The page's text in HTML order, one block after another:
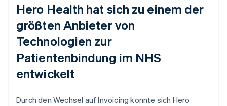
Hero Health hat sich zu einem der
größten Anbieter von
Technologien zur
Patientenbindung im NHS
entwickelt
Durch den Wechsel auf Invoicing konnte sich Hero